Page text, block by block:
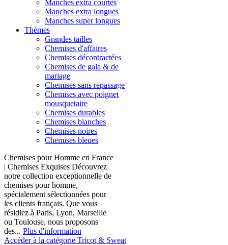
Manches extra courtes
Manches extra longues
Manches super longues
Thèmes
Grandes tailles
Chemises d'affaires
Chemises décontractées
Chemises de gala & de
mariage
Chemises sans repassage
Chemises avec poignet
mousquetaire
Chemises durables
Chemises blanches
Chemises noires
Chemises bleues
Chemises pour Homme en France
| Chemises Exquises Découvrez
notre collection exceptionnelle de
chemises pour homme,
spécialement sélectionnées pour
les clients français. Que vous
résidiez à Paris, Lyon, Marseille
ou Toulouse, nous proposons
des... Plus d'information
Accéder à la catégorie Tricot & Sweat